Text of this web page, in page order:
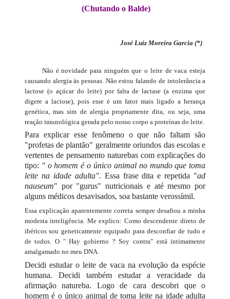
(Chutando o Balde)
José Luiz Moreira Garcia (*)
Não é novidade para ninguém que o leite de vaca esteja
causando alergia às pessoas. Não estou falando de intolerância a
lactose (o açúcar do leite) por falta de lactase (a enzima que
digere a lactose), pois esse é um fator mais ligado a herança
genética, mas sim de alergia propriamente dita, ou seja, uma
reação imunológica gerada pelo nosso corpo a proteínas do leite.
Para explicar esse fenômeno o que não faltam são
"profetas de plantão" geralmente oriundos das escolas e
vertentes de pensamento naturebas com explicações do
tipo: " o homem é o único animal no mundo que toma
leite na idade adulta". Essa frase dita e repetida "ad
nauseum" por "gurus" nutricionais e até mesmo por
alguns médicos desavisados, soa bastante verossímil.
Essa explicação aparentemente correta sempre desafiou a minha
modesta inteligência. Me explico: Como descendente direto de
ibéricos sou geneticamente equipado para desconfiar de tudo e
de todos. O " Hay gobierno ? Soy contra" está intimamente
amalgamado no meu DNA.
Decidi estudar o leite de vaca na evolução da espécie
humana. Decidi também estudar a veracidade da
afirmação natureba. Logo de cara descobri que o
homem é o único animal de toma leite na idade adulta